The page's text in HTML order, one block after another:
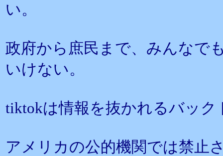
い。
政府から庶民まで、みんなで
いけない。
tiktokは情報を抜かれるバッ
アメリカの公的機関では禁止